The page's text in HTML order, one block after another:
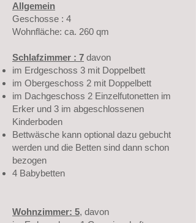
Allgemein
Geschosse : 4
Wohnfläche: ca. 260 qm
Schlafzimmer : 7 davon
im Erdgeschoss 3 mit Doppelbett
im Obergeschoss 2 mit Doppelbett
im Dachgeschoss 2 Einzelfutonetten im
Erker und 3 im abgeschlossenen
Kinderboden
Bettwäsche kann optional dazu gebucht
werden und die Betten sind dann schon
bezogen
4 Babybetten
Wohnzimmer: 5, davon